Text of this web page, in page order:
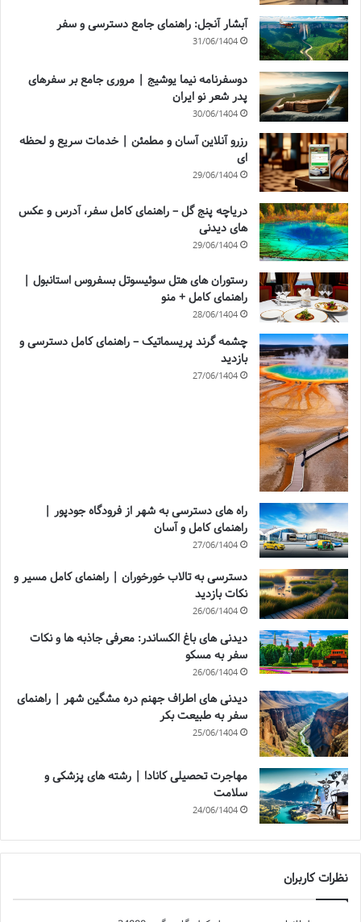
آبشار آنجل: راهنمای جامع دسترسی و سفر
31/06/1404
دوسفرنامه نیما یوشیج | مروری جامع بر سفرهای
پدر شعر نو ایران
30/06/1404
رزرو آنلاین آسان و مطمئن | خدمات سریع و لحظه
ای
29/06/1404
دریاچه پنج گل – راهنمای کامل سفر، آدرس و عکس
های دیدنی
29/06/1404
رستوران های هتل سوئیسوتل بسفروس استانبول |
راهنمای کامل + منو
28/06/1404
چشمه گرند پریسماتیک – راهنمای کامل دسترسی و
بازدید
27/06/1404
راه های دسترسی به شهر از فرودگاه جودپور |
راهنمای کامل و آسان
27/06/1404
دسترسی به تالاب خورخوران | راهنمای کامل مسیر و
نکات بازدید
26/06/1404
دیدنی های باغ الکساندر: معرفی جاذبه ها و نکات
سفر به مسکو
26/06/1404
دیدنی های اطراف جهنم دره مشگین شهر | راهنمای
سفر به طبیعت بکر
25/06/1404
مهاجرت تحصیلی کانادا | رشته های پزشکی و
سلامت
24/06/1404
نظرات کاربران